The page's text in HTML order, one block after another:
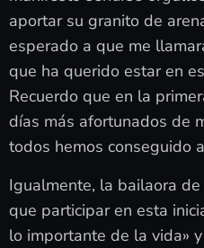
aportar su granito de
esperado a que me
que ha querido estar en
Recuerdo que en la
días más afortunados de
todos hemos conseguido
Igualmente, la bailaora
que participar en esta
lo importante de la vida»